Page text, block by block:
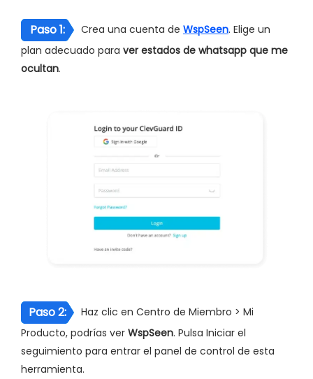
Paso 1: Crea una cuenta de WspSeen. Elige un
plan adecuado para ver estados de whatsapp que me
ocultan.
Paso 2:
Haz clic en Centro de Miembro > Mi
Producto, podrías ver WspSeen. Pulsa Iniciar el
seguimiento para entrar el panel de control de esta
herramienta.